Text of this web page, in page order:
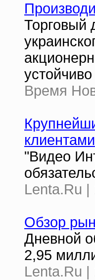
Торговый
Время
клиентами
"Видео
Lenta.Ru |
Обзор
Дневной
2,95
Lenta.Ru |